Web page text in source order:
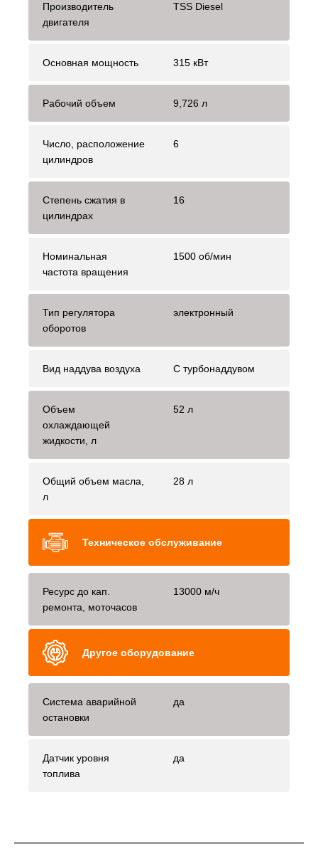
Производитель
двигателя
TSS Diesel
Основная мощность 315 кВт
Рабочий объем 9,726 л
Число, расположение
цилиндров
6
Степень сжатия в
цилиндрах
16
Номинальная
частота вращения
1500 об/мин
Тип регулятора
оборотов
электронный
Вид наддува воздуха С турбонаддувом
Объем
охлаждающей
жидкости, л
52 л
Общий объем масла,
л
28 л
Техническое обслуживание
Ресурс до кап.
ремонта, моточасов
13000 м/ч
Другое оборудование
Система аварийной
остановки
да
Датчик уровня
топлива
да